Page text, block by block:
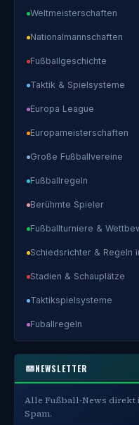
Weltmeisterschaften
Nationalmannschaften
Fußballgeschichte
Taktik & Spielsysteme
Europa League
Europameisterschaften
Große Fußballvereine
Fußballregeln
Berühmte Spieler
Fußballturniere &
Schiedsrichter & Regeln
Stadien & Schauplätze
Taktikspielsysteme
Fuballregeln
NEWSLETTER
Alle Fußball-News direkt
Spam.